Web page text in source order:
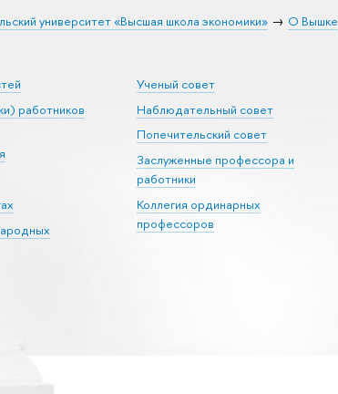
университет «Высшая школа экономики» О Вышке
работников
Ученый совет
Наблюдательный совет
Попечительский совет
Заслуженные профессора и
работники
Коллегия ординарных
профессоров